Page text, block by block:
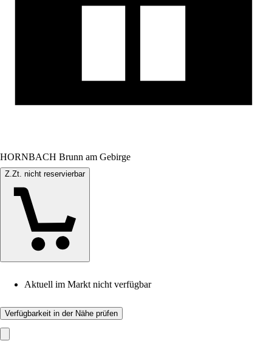
HORNBACH Brunn am Gebirge
Z.Zt. nicht reservierbar
Aktuell im Markt nicht verfügbar
Verfügbarkeit in der Nähe prüfen